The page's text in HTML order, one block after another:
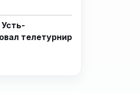
телетурнир